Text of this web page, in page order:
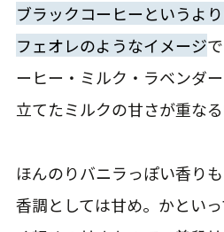
ブラックコーヒーというよ
フェオレのようなイメージ
ーヒー・ミルク・ラベンダ
立てたミルクの甘さが重なる
ほんのりバニラっぽい香り
香調としては甘め。かとい